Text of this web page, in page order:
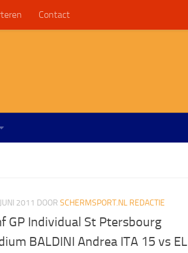
Contact
2011 DOOR SCHERMSPORT.NL REDACTIE
GP Individual St Ptersbourg
BALDINI Andrea ITA 15 vs EL